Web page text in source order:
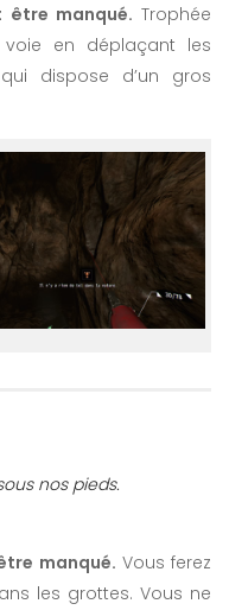
être manqué. Trophée
en déplaçant les
dispose d’un gros
nos pieds.
manqué. Vous ferez
les grottes. Vous ne